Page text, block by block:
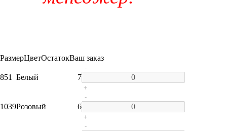
РазмерЦветОстатокВаш заказ
851 Белый 7
-
+
1039Розовый 6
-
+
-